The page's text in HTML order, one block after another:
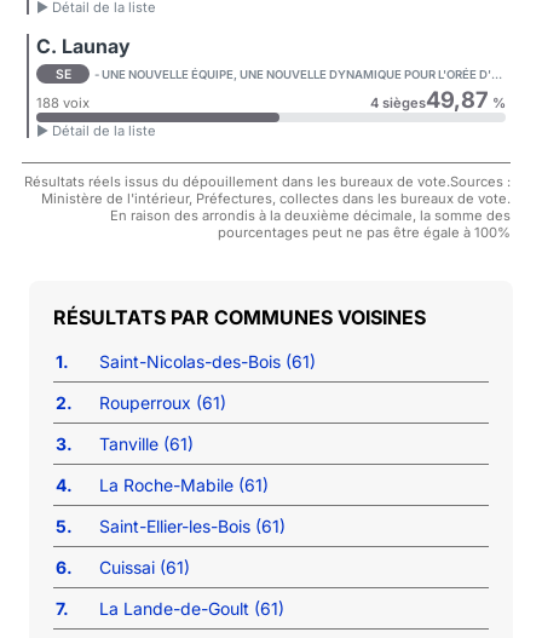
► Détail de la liste
C. Launay
SE - UNE NOUVELLE ÉQUIPE, UNE NOUVELLE DYNAMIQUE POUR L'ORÉE D'ECOUVES
188 voix 4 sièges49,87 %
► Détail de la liste
Résultats réels issus du dépouillement dans les bureaux de vote.Sources :
Ministère de l'intérieur, Préfectures, collectes dans les bureaux de vote.
En raison des arrondis à la deuxième décimale, la somme des
pourcentages peut ne pas être égale à 100%
COMMUNES VOISINES
1.
Saint-Nicolas-des-Bois (61)
2.
Rouperroux (61)
3.
Tanville (61)
4.
La Roche-Mabile (61)
5.
Saint-Ellier-les-Bois (61)
6.
Cuissai (61)
7.
La Lande-de-Goult (61)